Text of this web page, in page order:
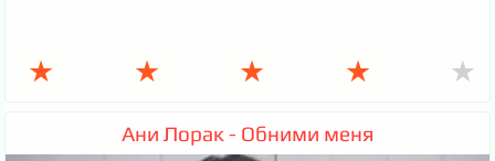
★ ★ ★ ★ ★
Ани Лорак - Обними меня